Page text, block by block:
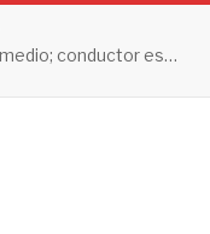
Aparatosa volcadura en Lomas de Enmedio; conductor es trasladado a prueba de alcoholemia